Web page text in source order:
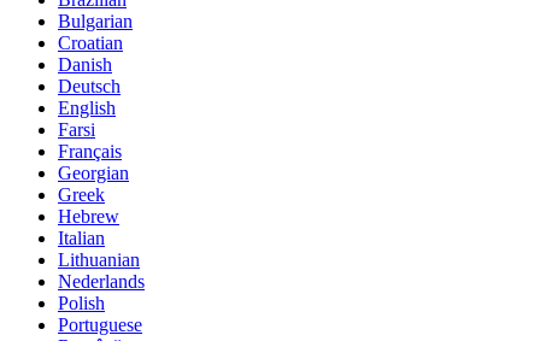
Bulgarian
Croatian
Danish
Deutsch
English
Farsi
Français
Georgian
Greek
Hebrew
Italian
Lithuanian
Nederlands
Polish
Portuguese